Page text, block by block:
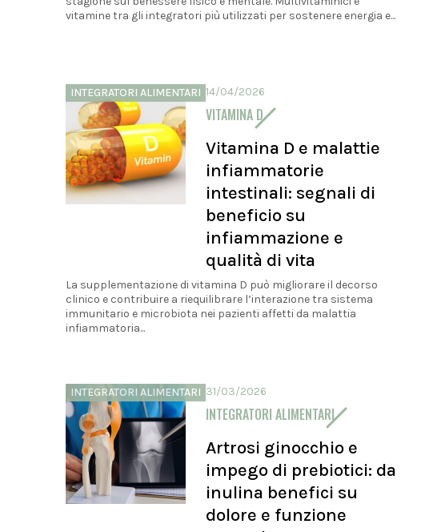
vitamine tra gli integratori più utilizzati per sostenere energia e...
INTEGRATORI ALIMENTARI 14/04/2026
VITAMINA D
Vitamina D e malattie
infiammatorie
intestinali: segnali di
beneficio su
infiammazione e
qualità di vita
La supplementazione di vitamina D può migliorare il decorso
clinico e contribuire a riequilibrare l’interazione tra sistema
immunitario e microbiota nei pazienti affetti da malattia
infiammatoria...
INTEGRATORI ALIMENTARI 31/03/2026
INTEGRATORI ALIMENTARI
Artrosi ginocchio e
impego di prebiotici: da
inulina benefici su
dolore e funzione